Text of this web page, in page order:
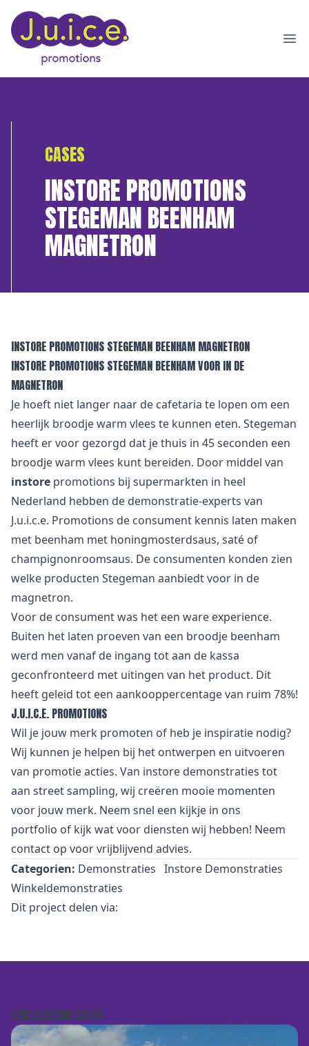
CASES
INSTORE PROMOTIONS
STEGEMAN BEENHAM
MAGNETRON
INSTORE PROMOTIONS STEGEMAN BEENHAM MAGNETRON
INSTORE PROMOTIONS STEGEMAN BEENHAM VOOR IN DE
MAGNETRON
Je hoeft niet langer naar de cafetaria te lopen om een
heerlijk broodje warm vlees te kunnen eten. Stegeman
heeft er voor gezorgd dat je thuis in 45 seconden een
broodje warm vlees kunt bereiden. Door middel van
instore promotions bij supermarkten in heel
Nederland hebben de demonstratie-experts van
J.u.i.c.e. Promotions de consument kennis laten maken
met beenham met honingmosterdsaus, saté of
champignonroomsaus. De consumenten konden zien
welke producten Stegeman aanbiedt voor in de
magnetron.
Voor de consument was het een ware experience.
Buiten het laten proeven van een broodje beenham
werd men vanaf de ingang tot aan de kassa
geconfronteerd met uitingen van het product. Dit
heeft geleid tot een aankooppercentage van ruim 78%!
J.U.I.C.E. PROMOTIONS
Wil je jouw merk promoten of heb je inspiratie nodig?
Wij kunnen je helpen bij het ontwerpen en uitvoeren
van promotie acties. Van instore demonstraties tot
aan street sampling, wij creëren mooie momenten
voor jouw merk. Neem snel een kijkje in ons
portfolio of kijk wat voor diensten wij hebben! Neem
contact op voor vrijblijvend advies.
Categorien: Demonstraties Instore Demonstraties
Winkeldemonstraties
Dit project delen via:
GERELATEERDE CASES